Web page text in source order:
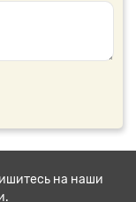
на наши